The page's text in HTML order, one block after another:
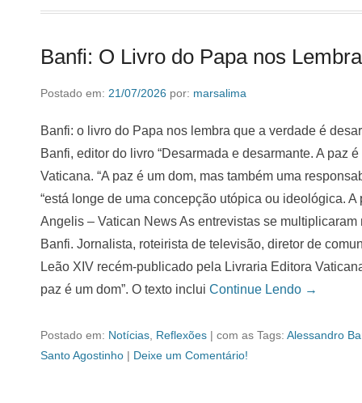
Banfi: O Livro do Papa nos
Postado em: 21/07/2026 por: marsalima
Banfi: o livro do Papa nos lembra que a verdade é
Banfi, editor do livro “Desarmada e desarmante. A paz
Vaticana. “A paz é um dom, mas também uma
“está longe de uma concepção utópica ou ideológica.
Angelis – Vatican News As entrevistas se
Banfi. Jornalista, roteirista de televisão, diretor de
Leão XIV recém-publicado pela Livraria Editora
paz é um dom”. O texto inclui Continue Lendo →
Postado em: Notícias Reflexões | com as Tags: Alessandro
Santo Agostinho | Deixe um Comentário!